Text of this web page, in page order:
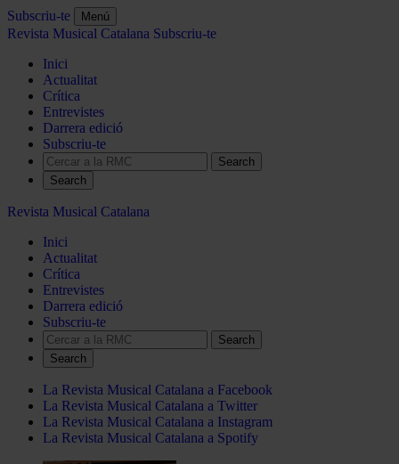
Subscriu-te Menú
Revista Musical Catalana Subscriu-te
Inici
Actualitat
Crítica
Entrevistes
Darrera edició
Subscriu-te
Search
Revista Musical Catalana
Inici
Actualitat
Crítica
Entrevistes
Darrera edició
Subscriu-te
Search
La Revista Musical Catalana a Facebook
La Revista Musical Catalana a Twitter
La Revista Musical Catalana a Instagram
La Revista Musical Catalana a Spotify